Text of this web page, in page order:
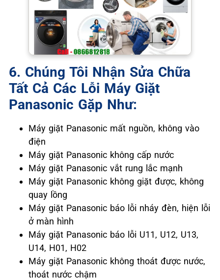
6. Chúng Tôi Nhận Sửa Chữa
Tất Cả Các Lỗi Máy Giặt
Panasonic Gặp Như:
Máy giặt Panasonic mất nguồn, không vào
điện
Máy giặt Panasonic không cấp nước
Máy giặt Panasonic vắt rung lắc mạnh
Máy giặt Panasonic không giặt được, không
quay lồng
Máy giặt Panasonic báo lỗi nháy đèn, hiện lỗi
ở màn hình
Máy giặt Panasonic báo lỗi U11, U12, U13,
U14, H01, H02
Máy giặt Panasonic không thoát được nước,
thoát nước chậm